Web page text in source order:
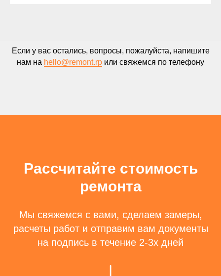
Если у вас остались, вопросы, пожалуйста, напишите
нам на hello@remont.rp или свяжемся по телефону
Рассчитайте стоимость
ремонта
Мы свяжемся с вами, сделаем замеры,
расчеты работ и отправим вам документы
на подпись в течение 2-3х дней